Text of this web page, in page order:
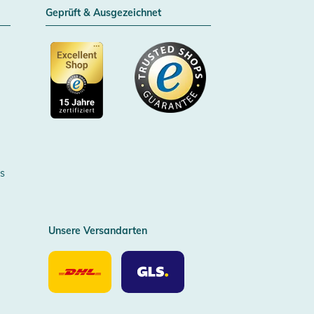
Geprüft & Ausgezeichnet
Unsere Versandarten
Unsere
Versandarten
DHL
Unsere
Versandarten
GLS